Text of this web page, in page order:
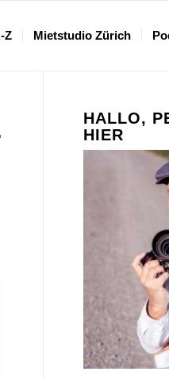
Z Mietstudio Zürich
HALLO,
HIER